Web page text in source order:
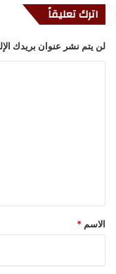
اترك تعليقاً
لن يتم نشر عنوان بريدك
*
الاسم *